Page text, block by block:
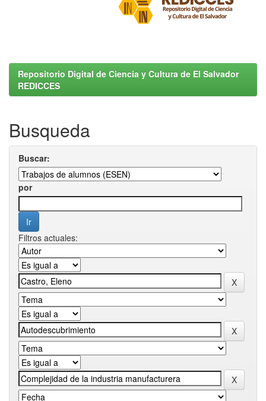
Repositorio Digital de Ciencia y Cultura de El Salvador
REDICCES
Busqueda
Buscar:
por
Filtros actuales: